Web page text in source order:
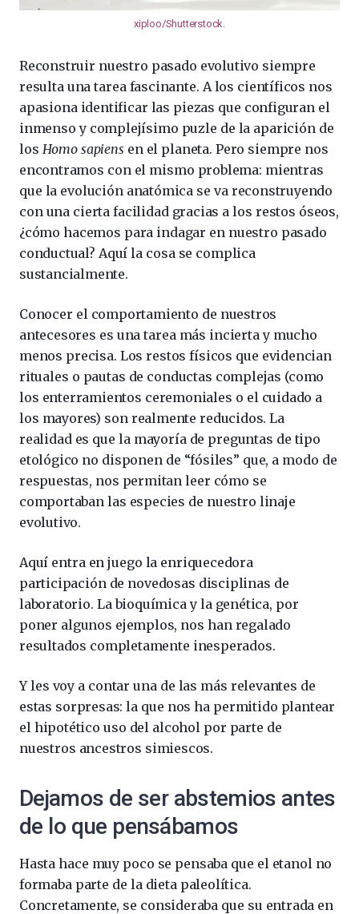
xiploo/Shutterstock
Reconstruir nuestro pasado evolutivo siempre
resulta una tarea fascinante. A los científicos nos
apasiona identificar las piezas que configuran el
inmenso y complejísimo puzle de la aparición de
los Homo sapiens en el planeta. Pero siempre nos
encontramos con el mismo problema: mientras
que la evolución anatómica se va reconstruyendo
con una cierta facilidad gracias a los restos óseos,
¿cómo hacemos para indagar en nuestro pasado
conductual? Aquí la cosa se complica
sustancialmente.
Conocer el comportamiento de nuestros
antecesores es una tarea más incierta y mucho
menos precisa. Los restos físicos que evidencian
rituales o pautas de conductas complejas (como
los enterramientos ceremoniales o el cuidado a
los mayores) son realmente reducidos. La
realidad es que la mayoría de preguntas de tipo
etológico no disponen de “fósiles” que, a modo de
respuestas, nos permitan leer cómo se
comportaban las especies de nuestro linaje
evolutivo.
Aquí entra en juego la enriquecedora
participación de novedosas disciplinas de
laboratorio. La bioquímica y la genética, por
poner algunos ejemplos, nos han regalado
resultados completamente inesperados.
Y les voy a contar una de las más relevantes de
estas sorpresas: la que nos ha permitido plantear
el hipotético uso del alcohol por parte de
nuestros ancestros simiescos.
Dejamos de ser abstemios antes
de lo que pensábamos
Hasta hace muy poco se pensaba que el etanol no
formaba parte de la dieta paleolítica.
Concretamente, se consideraba que su entrada en